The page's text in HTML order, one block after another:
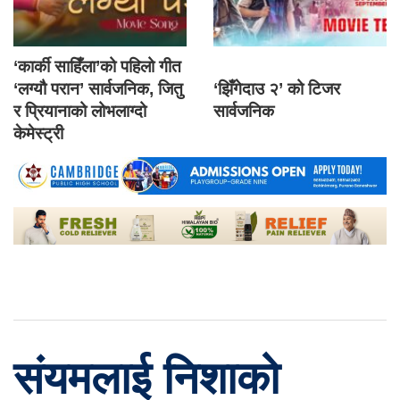
‘कार्की साहिँला’को पहिलो गीत
‘लग्यौ परान’ सार्वजनिक, जितु
र प्रियानाको लोभलाग्दो
केमेस्ट्री
‘झिँगेदाउ २’ को टिजर
सार्वजनिक
संयमलाई निशाको